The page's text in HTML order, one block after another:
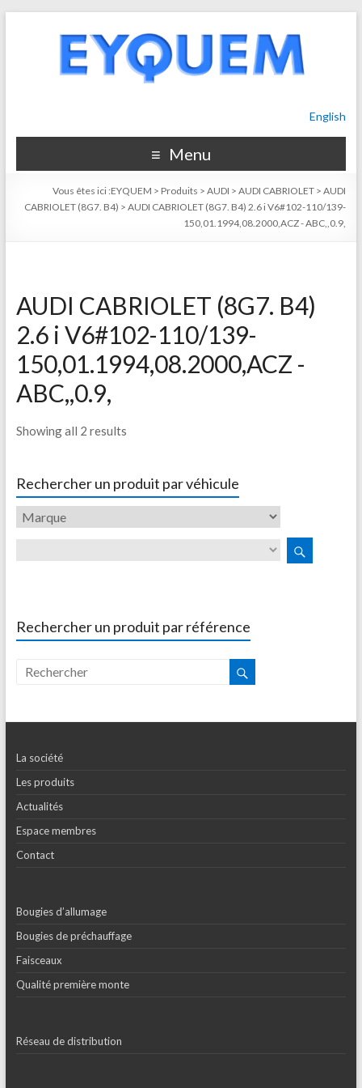
English
Menu
Vous êtes ici :EYQUEM > Produits >AUDI >AUDI CABRIOLET >AUDI
CABRIOLET (8G7. B4) >AUDI CABRIOLET (8G7. B4) 2.6 i V6#102-110/139-
150,01.1994,08.2000,ACZ - ABC,,0.9,
AUDI CABRIOLET (8G7. B4)
2.6 i V6#102-110/139-
150,01.1994,08.2000,ACZ -
ABC,,0.9,
Showing all 2 results
Rechercher un produit par véhicule
Rechercher un produit par référence
La société
Les produits
Actualités
Espace membres
Contact
Bougies d’allumage
Bougies de préchauffage
Faisceaux
Qualité première monte
Réseau de distribution